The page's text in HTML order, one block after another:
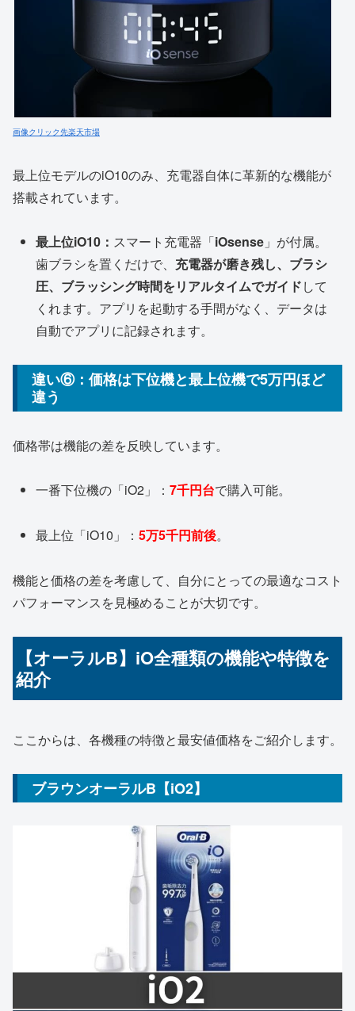
画像クリック先楽天市場
最上位モデルのiO10のみ、充電器自体に革新的な機能が
搭載されています。
最上位iO10： スマート充電器「iOsense 」が付属。
歯ブラシを置くだけで、 充電器が磨き残し、ブラシ
圧、ブラッシング時間をリアルタイムでガイドして
くれます。アプリを起動する手間がなく、データは
自動でアプリに記録されます。
違い⑥： 価格は下位機と最上位機で5万円ほど
違う
価格帯は機能の差を反映しています。
一番下位機の「iO2」：7千円台で購入可能。
最上位「iO10」：5万5千円前後。
機能と価格の差を考慮して、自分にとっての最適なコスト
パフォーマンスを見極めることが大切です。
【オーラルB】iO全種類の機能や特徴を
紹介
ここからは、各機種の特徴と最安値価格をご紹介します。
ブラウンオーラルB【iO2】